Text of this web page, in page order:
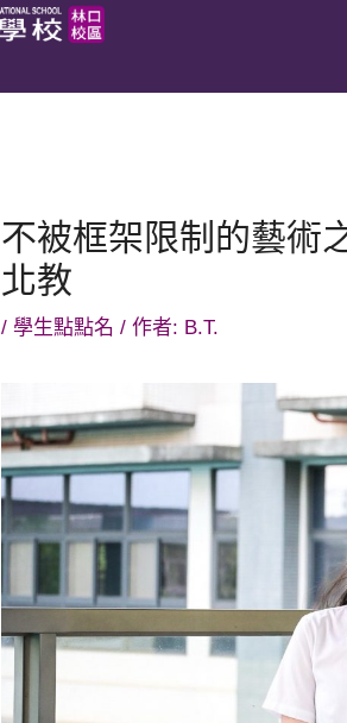
不被框架限制的藝術
北教
/學生點點名 / 作者: B.T.